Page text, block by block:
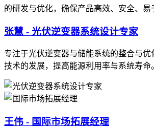
的研发与优化，确保产品高效、安全、易
张慧 - 光伏逆变器系统设计专家
专注于光伏逆变器与储能系统的整合与优
技术的发展，提高能源利用率与系统寿命
王伟 - 国际市场拓展经理